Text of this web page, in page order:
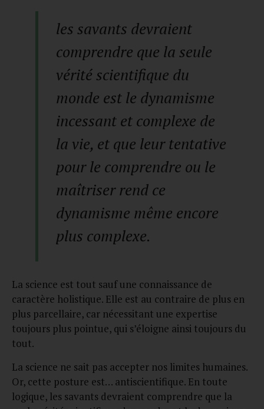
les savants devraient
comprendre que la seule
vérité scientifique du
monde est le dynamisme
incessant et complexe de
la vie, et que leur tentative
pour le comprendre ou le
maîtriser rend ce
dynamisme même encore
plus complexe.
La science est tout sauf une connaissance de
caractère holistique. Elle est au contraire de plus en
plus parcellaire, car nécessitant une expertise
toujours plus pointue, qui s’éloigne ainsi toujours du
tout.
La science ne sait pas accepter nos limites humaines.
Or, cette posture est… antiscientifique. En toute
logique, les savants devraient comprendre que la